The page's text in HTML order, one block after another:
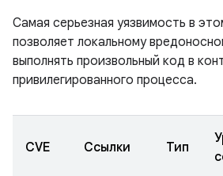
Самая серьезная уязвимость в
позволяет локальному
выполнять произвольный код в
привилегированного процесса.
CVE Ссылки Тип